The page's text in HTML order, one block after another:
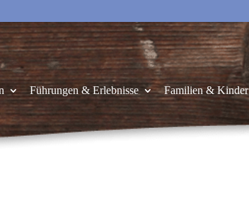
Führungen & Erlebnisse Familien & Kinder